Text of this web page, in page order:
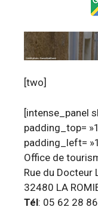
[two]
[intense_panel
padding_top=
padding_left=
Office de
Rue du Docteur
32480 LA
Tél: 05 62 28